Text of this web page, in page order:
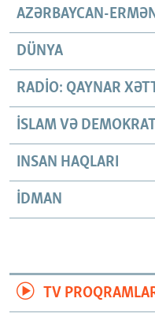
AZƏRBAYCAN-
DÜNYA
RADIO: QAYNAR
İSLAM VƏ
INSAN HAQLARI
İDMAN
TV